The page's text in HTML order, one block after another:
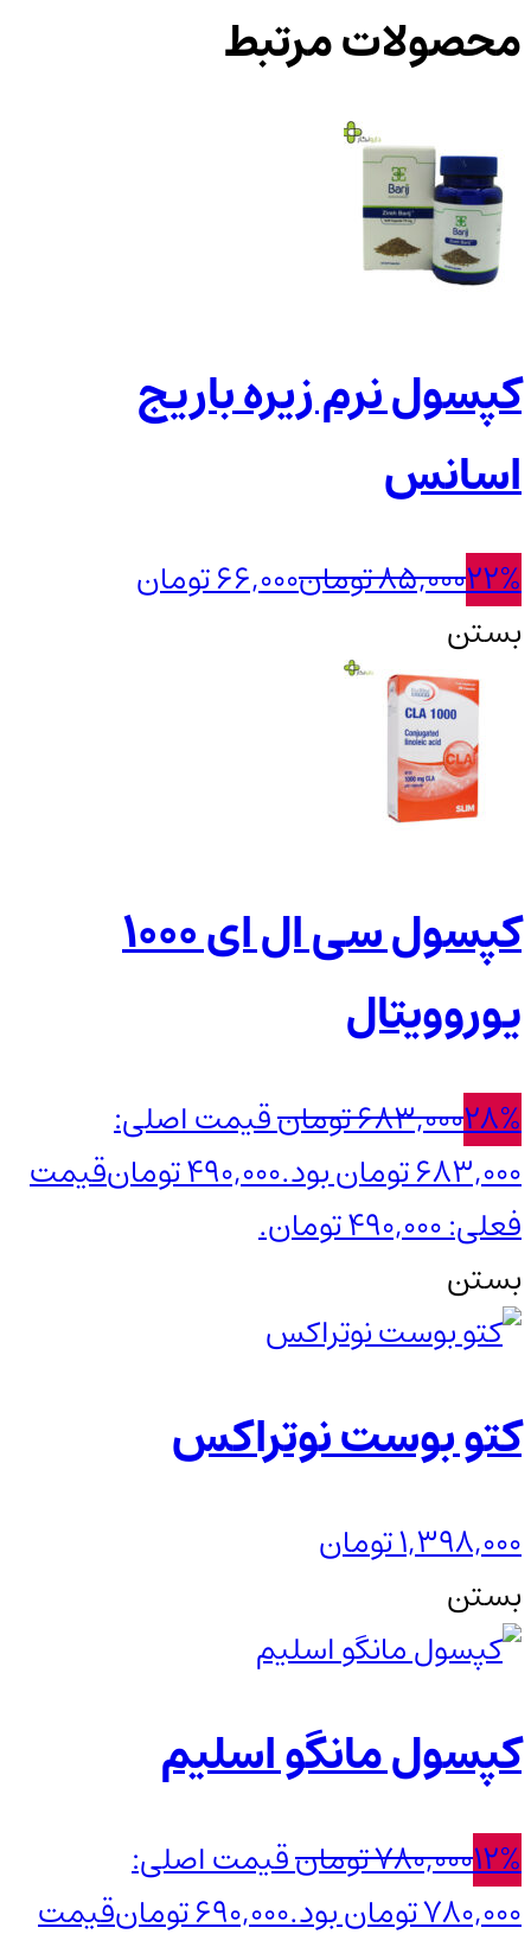
محصولات مرتبط
کپسول نرم زیره باریج
اسانس
22%
85,000تومان66,000تومان
بستن
کپسول سی ال ای 1000
یوروویتال
28%
683,000تومانقیمت اصلی:
683,000 تومان بود.
490,000تومانقیمت
فعلی: 490,000 تومان.
بستن
کتو بوست نوتراکس
1,398,000تومان
بستن
کپسول مانگو اسلیم
12%
780,000تومانقیمت اصلی:
780,000 تومان بود.
690,000تومانقیمت